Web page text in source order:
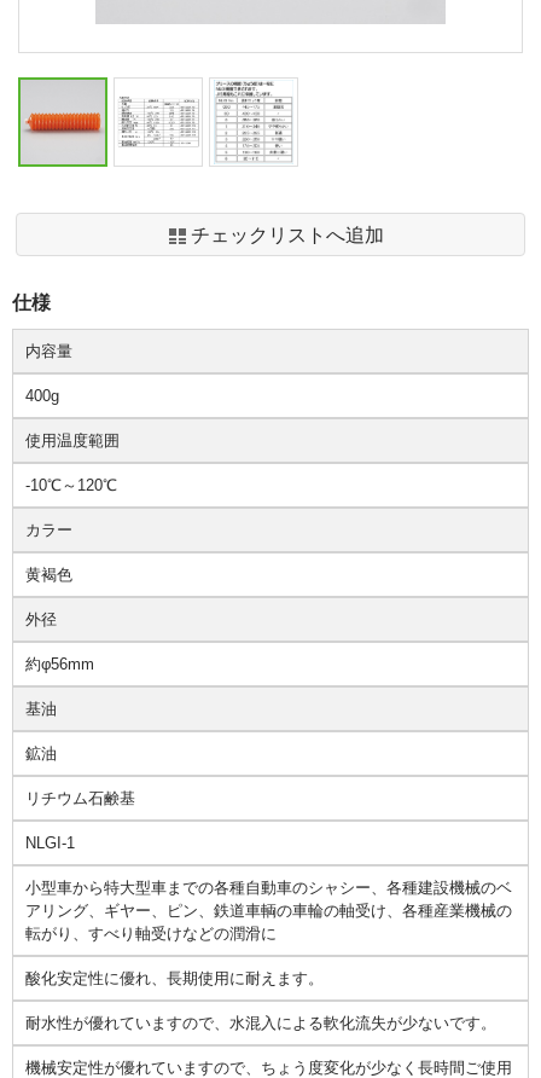
チェックリストへ追加
仕様
内容量
400g
使用温度範囲
-10℃～120℃
カラー
黄褐色
外径
約φ56mm
基油
鉱油
リチウム石鹸基
NLGI-1
小型車から特大型車までの各種自動車のシャシー、各種建設機械のベ
アリング、ギヤー、ピン、鉄道車輌の車輪の軸受け、各種産業機械の
転がり、すべり軸受けなどの潤滑に
酸化安定性に優れ、長期使用に耐えます。
耐水性が優れていますので、水混入による軟化流失が少ないです。
機械安定性が優れていますので、ちょう度変化が少なく長時間ご使用